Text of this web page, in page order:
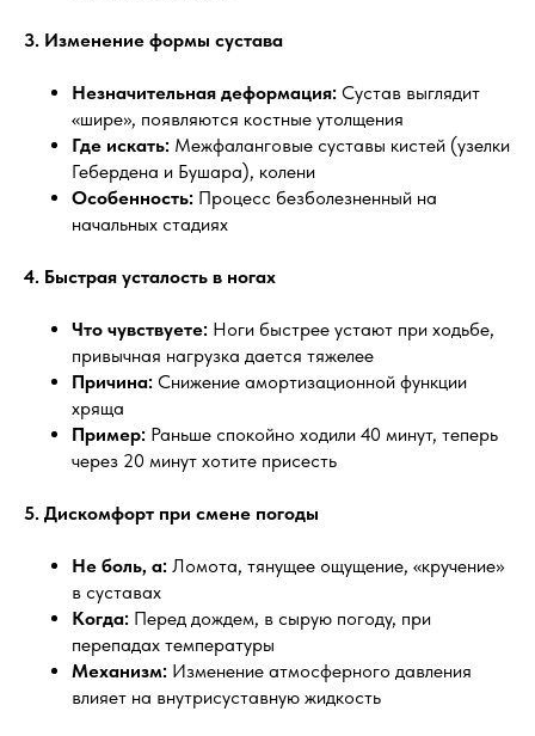
3. Изменение формы сустава
Незначительная деформация: Сустав выглядит
«шире», появляются костные утолщения
Где искать: Межфаланговые суставы кистей (узелки
Гебердена и Бушара), колени
Особенность: Процесс безболезненный на
начальных стадиях
4. Быстрая усталость в ногах
Что чувствуете: Ноги быстрее устают при ходьбе,
привычная нагрузка дается тяжелее
Причина: Снижение амортизационной функции
хряща
Пример: Раньше спокойно ходили 40 минут, теперь
через 20 минут хотите присесть
5. Дискомфорт при смене погоды
Не боль, а: Ломота, тянущее ощущение, «кручение»
в суставах
Когда: Перед дождем, в сырую погоду, при
перепадах температуры
Механизм: Изменение атмосферного давления
влияет на внутрисуставную жидкость